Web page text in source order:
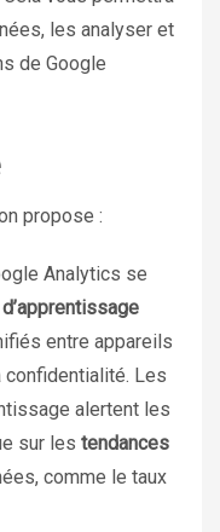
les analyser et
de Google
propose :
Analytics se
entre appareils
Les
alertent les
sur les tendances
comme le taux